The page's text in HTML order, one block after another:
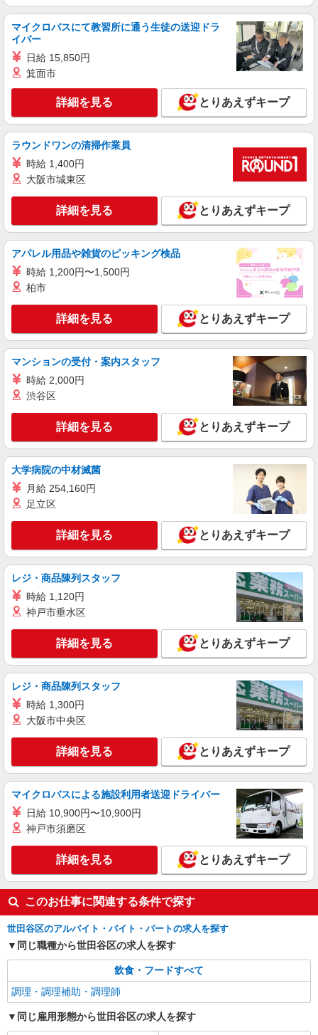
月給24万円〜27万円 ※給与は経験や前職給与
に応じて決定します。 賞与年2回
イリーゼ用賀 （東京都世田谷区用賀1丁目19-
詳細を見る
正社員
株式会社HITOWA フードサービスカンパニー
世田谷区内学校3 （東京都世田谷区奥沢1-1-
1）
キープ 詳細を見る
正社員
株式会社HITOWA フードサービスカンパニー
福祉施設での調理師（チーフ候補）【正社員】
月給27万円〜30万円 ※給与は経験や前職給与
に応じて決定します。 賞与年2回
チャームスイート世田谷上馬 （東京都世田谷
詳細を見る
株式会社HITOWA フードサービスカンパニー
福祉施設での調理補助【アルバイト・パート】
変動します。 ※AP評価制度：あり 年1回の評価
により時給を見直します。 ※アルバイト賞与（寸
志）：あり 年2回。勤続年数により金額UP。
チャームスイート世田谷上馬 （東京都世田谷
区上馬4丁目30-6）
キープ 詳細を見る
アルバイト パート
株式会社HITOWA フードサービスカンパニー
福祉施設での調理補助【アルバイト・パート】
時給1,226円〜1,350円 ※経験によりスタート
時給は変動します。 ※AP評価制度：あり 年1回
の評価により時給を見直します。 ※アルバイト賞
与（寸志）：あり 年2回。勤続年数により金額
UP。
イリーゼ用賀 （東京都世田谷区用賀1丁目19-
22）
キープ 詳細を見る
株式会社HITOWA フードサービスカンパニー
学校給食の調理師【正社員】
月給21万円〜25万円 ※給与は経験や前職給与
に応じて決定します。 賞与年2回
世田谷区内学校4 （東京都世田谷区尾山台3-
キープ 詳細を見る
マイクロバスにて教習所に通う生徒の送迎ドラ
イバー
日給 15,850円
箕面市
詳細を見る とりあえずキープ
ラウンドワンの清掃作業員
時給 1,400円
大阪市城東区
詳細を見る とりあえずキープ
アパレル用品や雑貨のピッキング検品
時給 1,200円〜1,500円
柏市
詳細を見る とりあえずキープ
マンションの受付・案内スタッフ
時給 2,000円
渋谷区
詳細を見る とりあえずキープ
大学病院の中材滅菌
月給 254,160円
足立区
詳細を見る とりあえずキープ
レジ・商品陳列スタッフ
時給 1,120円
神戸市垂水区
詳細を見る とりあえずキープ
レジ・商品陳列スタッフ
時給 1,300円
大阪市中央区
詳細を見る とりあえずキープ
マイクロバスによる施設利用者送迎ドライバー
日給 10,900円〜10,900円
神戸市須磨区
詳細を見る とりあえずキープ
このお仕事に関連する条件で探す
世田谷区のアルバイト・バイト・パートの求人を探す
同じ職種から世田谷区の求人を探す
飲食・フードすべて
調理・調理補助・調理師
同じ雇用形態から世田谷区の求人を探す